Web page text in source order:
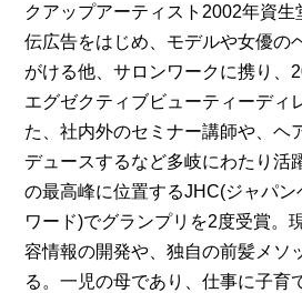
クアップアーティスト2002年資
伝広告をはじめ、モデルや女優の
がける他、サロンワークに携り、
エグゼクティブビューティーディ
た、社内外のセミナー講師や、ヘ
デュースするなど多岐にわたり活
の最高峰に位置するJHC(ジャパ
ワード)でグランプリを2度受賞。
容情報の開発や、独自の前髪メソ
る。一児の母であり、仕事に子育